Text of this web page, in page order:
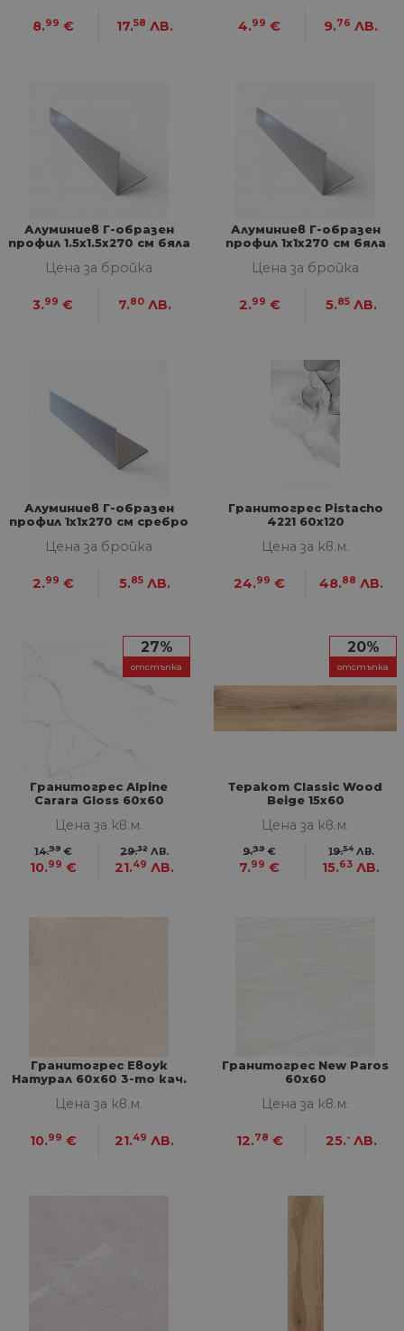
8.99 € 17.58 ЛВ. 4.99 € 9.76 ЛВ.
Алуминиев Г-образен
профил 1.5х1.5х270 см бяла
Цена за бройка
3.99 € 7.80 ЛВ.
Алуминиев Г-образен
профил 1х1х270 см бяла
Цена за бройка
2.99 € 5.85 ЛВ.
Алуминиев Г-образен
профил 1х1х270 см сребро
Цена за бройка
2.99 € 5.85 ЛВ.
Гранитогрес Pistacho
4221 60х120
Цена за кв.м.
24.99 € 48.88 ЛВ.
27%
отстъпка
Гранитогрес Alpine
Carara Gloss 60x60
Цена за кв.м.
14.99 €
10.99 €
29.32 ЛВ.
21.49 ЛВ.
20%
отстъпка
Теракот Classic Wood
Beige 15x60
Цена за кв.м.
9.99 €
7.99 €
19.54 ЛВ.
15.63 ЛВ.
Гранитогрес Евоук
Натурал 60х60 3-то кач.
Цена за кв.м.
10.99 € 21.49 ЛВ.
Гранитогрес New Paros
60x60
Цена за кв.м.
12.78 € 25.- ЛВ.